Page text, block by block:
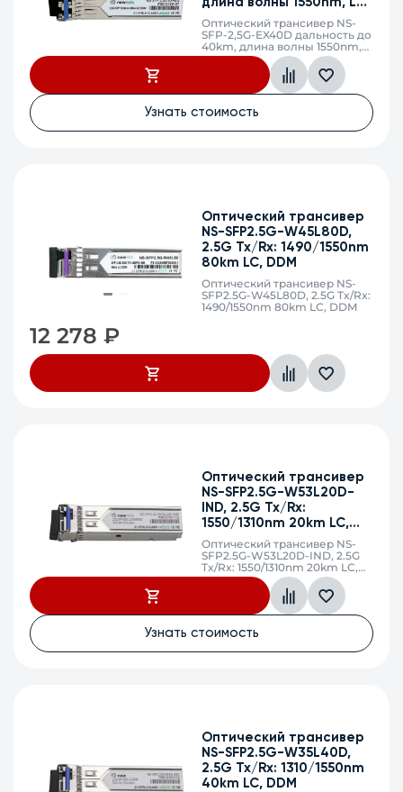
DDM
Оптический трансивер NS-
SFP-2,5G-EX40D дальность до
40km, длина волны 1550nm,
LC, DDM
Узнать стоимость
Оптический трансивер
NS-SFP2.5G-W45L80D,
2.5G Tx/Rx: 1490/1550nm
80km LC, DDM
Оптический трансивер NS-
SFP2.5G-W45L80D, 2.5G Tx/Rx:
1490/1550nm 80km LC, DDM
12 278₽
Оптический трансивер
NS-SFP2.5G-W53L20D-
IND, 2.5G Tx/Rx:
1550/1310nm 20km LC,
DDM (Industrial)
Оптический трансивер NS-
SFP2.5G-W53L20D-IND, 2.5G
Tx/Rx: 1550/1310nm 20km LC,
DDM (Industrial -40 to +85°C)
Узнать стоимость
Оптический трансивер
NS-SFP2.5G-W35L40D,
2.5G Tx/Rx: 1310/1550nm
40km LC, DDM